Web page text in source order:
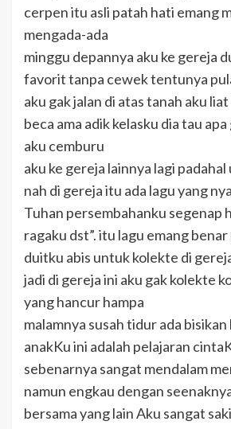
cerpen itu asli patah hati emang
mengada-ada
minggu depannya aku ke gereja
favorit tanpa cewek tentunya
aku gak jalan di atas tanah aku
beca ama adik kelasku dia tau
aku cemburu
aku ke gereja lainnya lagi
nah di gereja itu ada lagu yang
Tuhan persembahanku segenap
ragaku dst”. itu lagu emang
duitku abis untuk kolekte di
jadi di gereja ini aku gak kolekte
yang hancur hampa
malamnya susah tidur ada
anakKu ini adalah pelajaran
sebenarnya sangat mendalam
namun engkau dengan
bersama yang lain Aku sangat